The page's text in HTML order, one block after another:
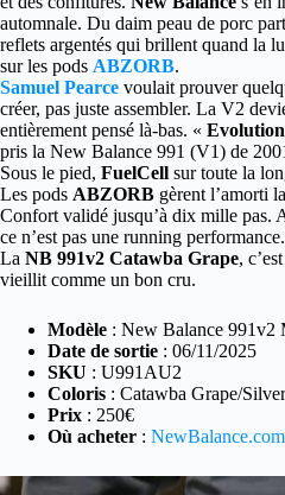
automnale. Du daim peau de porc
reflets argentés qui brillent quand la
sur les pods ABZORB.
Samuel Pearce voulait prouver
créer, pas juste assembler. La V2
entièrement pensé là-bas. «
pris la New Balance 991 (V1) de
Sous le pied, FuelCell sur toute la
Les pods ABZORB gèrent l’amorti
Confort validé jusqu’à dix mille pas.
ce n’est pas une running performance.
La NB 991v2 Catawba Grape,
vieillit comme un bon cru.
Modèle : New Balance 991v2
Date de sortie : 06/11/2025
SKU : U991AU2
Coloris : Catawba Grape/
Prix : 250€
Où acheter : NewBalance.com